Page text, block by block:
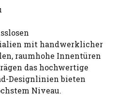
mit handwerklicher
raumhohe Innentüren
das hochwertige
Designlinien bieten
Niveau.